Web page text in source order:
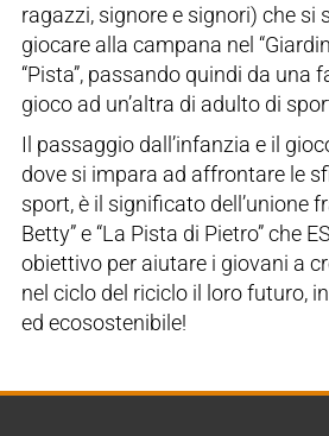
ragazzi, signore e signori) che si
giocare alla campana nel
“Pista”, passando quindi da una
gioco ad un’altra di adulto di
Il passaggio dall’infanzia e il
dove si impara ad affrontare le
sport, è il significato dell’unione
Betty” e “La Pista di Pietro” che
obiettivo per aiutare i giovani a
nel ciclo del riciclo il loro futuro,
ed ecosostenibile!